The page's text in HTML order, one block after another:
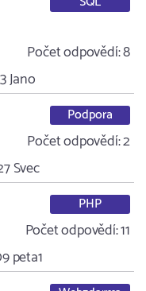
Počet odpovědí:8
Jano
Podpora
Počet odpovědí:2
Svec
PHP
Počet odpovědí:11
peta1